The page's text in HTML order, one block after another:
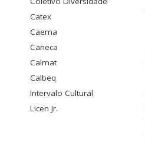
Catex
Caema
Caneca
Calmat
Calbeq
Intervalo Cultural
Licen Jr.